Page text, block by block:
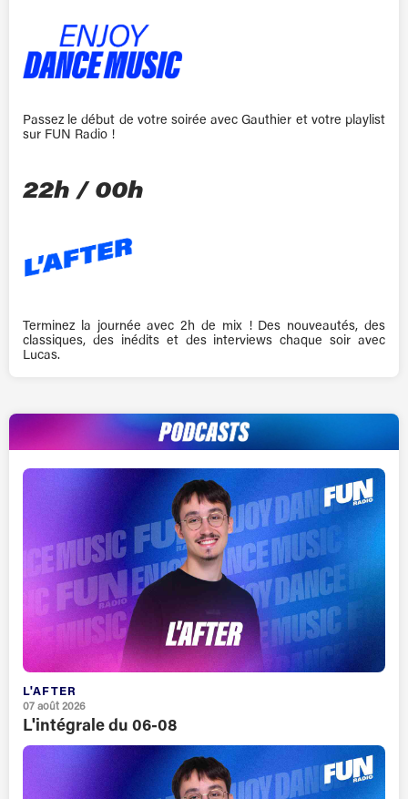
Passez le début de votre soirée avec Gauthier et votre playlist
sur FUN Radio !
22h / 00h
Terminez la journée avec 2h de mix ! Des nouveautés, des
classiques, des inédits et des interviews chaque soir avec
Lucas.
L'AFTER
07 août 2026
L'intégrale du 06-08